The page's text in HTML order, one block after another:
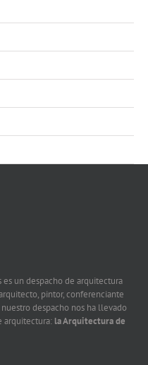
un despacho de arquitectura
pintor, conferenciante
despacho nos ha llevado
arquitectura: la Arquitectura de